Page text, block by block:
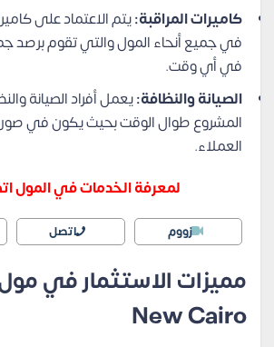
كاميرات المراقبة:يتم الاعتماد على
في جميع أنحاء المول والتي تقوم برصد
في أي وقت.
الصيانة والنظافة:يعمل أفراد الصيانة
المشروع طوال الوقت بحيث يكون في
العملاء.
لمعرفة الخدمات في المول
زووم اتصل
New Cairo